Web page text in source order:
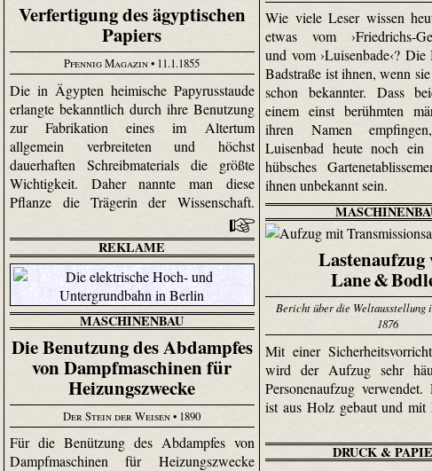
Verfertigung des ägyptischen
Papiers
Pfennig Magazin• 11.1.1855
Die in Ägypten heimische Papyrusstaude
erlangte bekanntlich durch ihre Benutzung
zur Fabrikation eines im Altertum
allgemein verbreiteten und höchst
dauerhaften Schreibmaterials die größte
Wichtigkeit. Daher nannte man diese
Pflanze die Trägerin der Wissenschaft.
Wie viele Leser wissen
etwas vom ›Friedrichs-
und vom ›Luisenbade‹?
Badstraße ist ihnen, wenn
schon bekannter. Dass
einem einst berühmten
ihren Namen
Luisenbad heute noch ein
hübsches
ihnen unbekannt sein.
Lastenaufzug
Lane &
Bericht über die Weltausstellung
1876
Mit einer
wird der Aufzug sehr
Personenaufzug verwendet.
ist aus Holz gebaut und mit
REKLAME
MASCHINENBAU
Die Benutzung des Abdampfes
von Dampfmaschinen für
Heizungszwecke
Der Stein der Weisen• 1890
Für die Benützung des Abdampfes von
Dampfmaschinen für Heizungszwecke
DRUCK &